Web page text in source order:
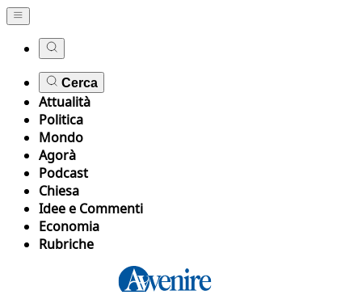
Cerca
Attualità
Politica
Mondo
Agorà
Podcast
Chiesa
Idee e Commenti
Economia
Rubriche